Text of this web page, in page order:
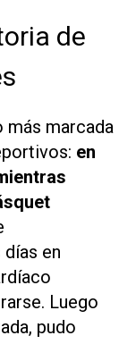
de
más marcada
en
en
Luego
pudo